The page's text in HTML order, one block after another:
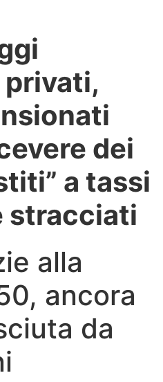
dei
a tassi
stracciati
alla
ancora
da